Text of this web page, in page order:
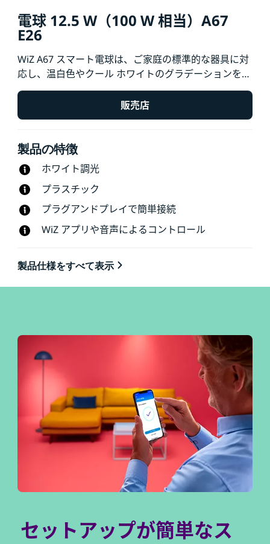
電球 12.5 W（100 W 相当）A67
E26
WiZ A67 スマート電球は、ご家庭の標準的な器具に対
応し、温白色やクール ホワイトのグラデーションをお
楽しみいただけます。Wi-Fi 環境で WiZ アプリや音声
を使用して、明るさを調整したり、事前設定された照
明モードを使用したりできます。
販売店
製品の特徴
ホワイト調光
プラスチック
プラグアンドプレイで簡単接続
WiZ アプリや音声によるコントロール
製品仕様をすべて表示
セットアップが簡単なス